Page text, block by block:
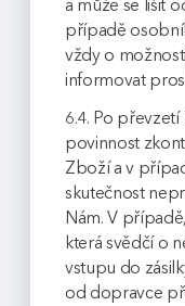
a může se lišit
případě
vždy o
informovat
6.4. Po
povinnost
Zboží a v
skutečnost
Nám. V
která svědčí o
vstupu do
od dopravce